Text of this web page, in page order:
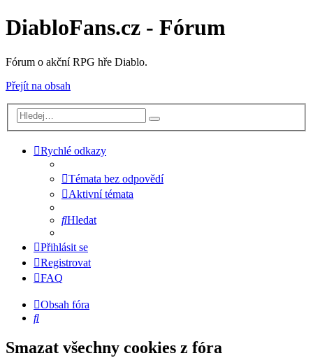
DiabloFans.cz - Fórum
Fórum o akční RPG hře Diablo.
Přejít na obsah
Rychlé odkazy
Témata bez odpovědí
Aktivní témata
Hledat
Přihlásit se
Registrovat
FAQ
Obsah fóra
Hledat
Smazat všechny cookies z fóra